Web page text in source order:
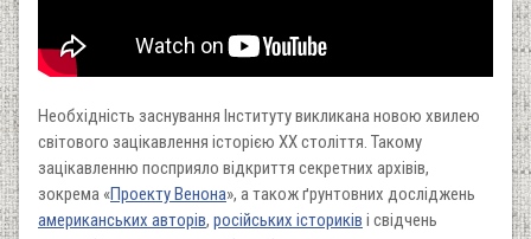
Необхідність заснування Інституту викликана новою хвилею
світового зацікавлення історією XX століття. Такому
зацікавленню посприяло відкриття секретних архівів,
зокрема «Проекту Венона», а також ґрунтовних досліджень
американських авторів, російських істориків і свідчень